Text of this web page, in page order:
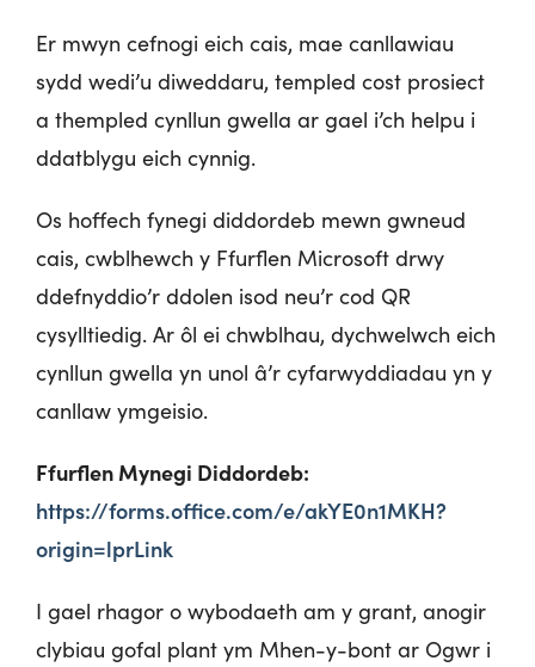
Er mwyn cefnogi eich cais, mae canllawiau
sydd wedi’u diweddaru, templed cost prosiect
a thempled cynllun gwella ar gael i’ch helpu i
ddatblygu eich cynnig.
Os hoffech fynegi diddordeb mewn gwneud
cais, cwblhewch y Ffurflen Microsoft drwy
ddefnyddio’r ddolen isod neu’r cod QR
cysylltiedig. Ar ôl ei chwblhau, dychwelwch eich
cynllun gwella yn unol â’r cyfarwyddiadau yn y
canllaw ymgeisio.
Ffurflen Mynegi Diddordeb:
https://forms.office.com/e/akYE0n1MKH?
origin=lprLink
I gael rhagor o wybodaeth am y grant, anogir
clybiau gofal plant ym Mhen-y-bont ar Ogwr i